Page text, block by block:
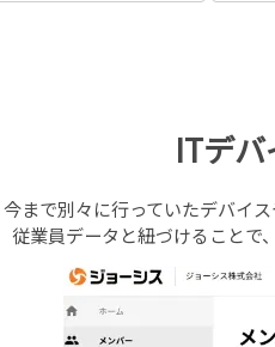
ITデ
今まで別々に行っていたデバイ
従業員データと紐づけることで